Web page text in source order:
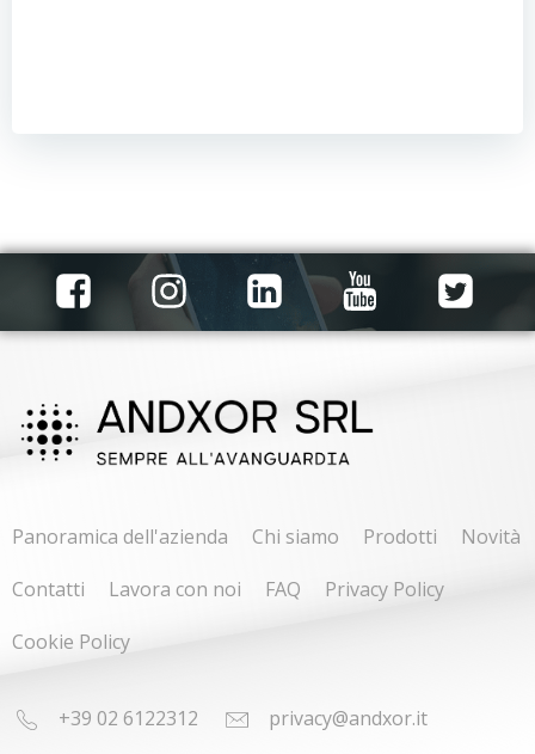
Panoramica dell'azienda Chi siamo Prodotti
Novità
Contatti
Lavora con noi FAQ
Privacy Policy
Cookie Policy
+39 02 6122312 privacy@andxor.it